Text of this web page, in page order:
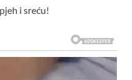
i sreću!